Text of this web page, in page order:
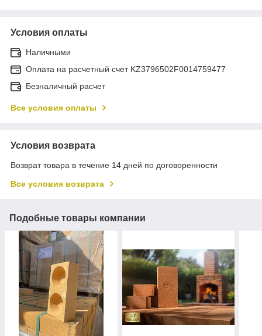
Условия оплаты
Наличными
Оплата на расчетный счет KZ3796502F0014759477
Безналичный расчет
Все условия оплаты
Условия возврата
Возврат товара в течение 14 дней по договоренности
Все условия возврата
Подобные товары компании